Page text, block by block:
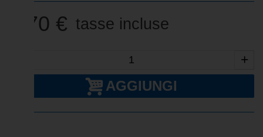
2,70 € tasse incluse
+
AGGIUNGI